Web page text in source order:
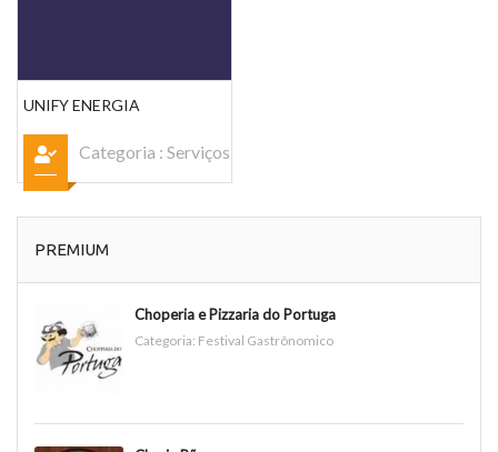
UNIFY ENERGIA
Categoria : Serviços
PREMIUM
Choperia e Pizzaria do Portuga
Categoria: Festival Gastrônomico